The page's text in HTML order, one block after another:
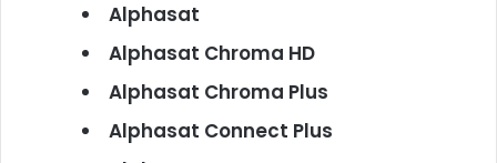
Alphasat
Alphasat Chroma HD
Alphasat Chroma Plus
Alphasat Connect Plus